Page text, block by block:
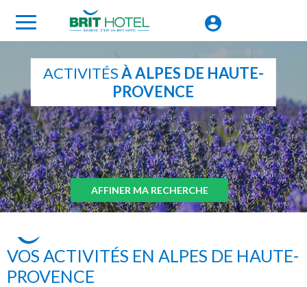
ACTIVITÉSÀ ALPES DE HAUTE-
PROVENCE
AFFINER MA RECHERCHE
VOS ACTIVITÉS EN ALPES DE HAUTE-
PROVENCE